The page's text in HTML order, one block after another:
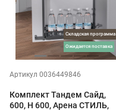
Складская программа
ожидается поставка
Артикул 0036449846
Комплект Тандем Сайд,
600, H 600, Арена СТИЛЬ,